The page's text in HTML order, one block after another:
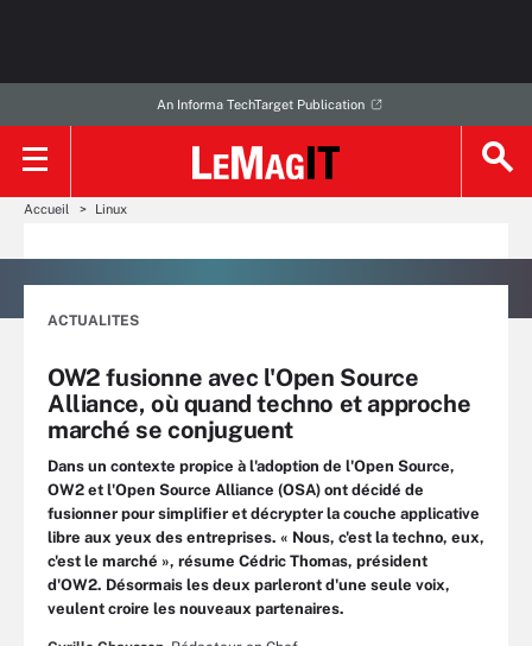
An Informa TechTarget Publication
Accueil Linux
ACTUALITES
OW2 fusionne avec l'Open Source
Alliance, où quand techno et approche
marché se conjuguent
Dans un contexte propice à l'adoption de l'Open Source,
OW2 et l'Open Source Alliance (OSA) ont décidé de
fusionner pour simplifier et décrypter la couche applicative
libre aux yeux des entreprises. « Nous, c'est la techno, eux,
c'est le marché », résume Cédric Thomas, président
d'OW2. Désormais les deux parleront d'une seule voix,
veulent croire les nouveaux partenaires.